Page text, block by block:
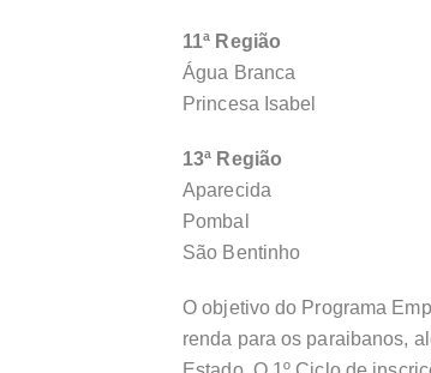
11ª Região
Água Branca
Princesa Isabel
13ª Região
Aparecida
Pombal
São Bentinho
O objetivo do Programa
renda para os paraibanos,